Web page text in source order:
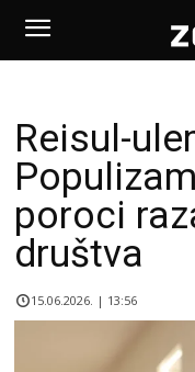
Reisul-
poroci
društva
15.06.2026. | 13:56